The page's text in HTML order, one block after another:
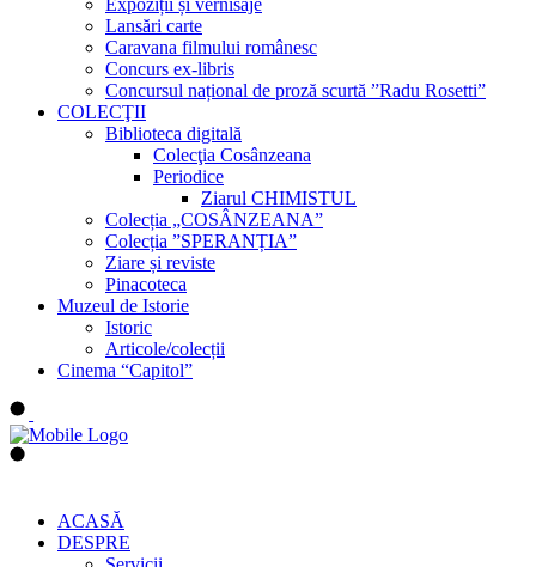
Lansări carte
Caravana filmului românesc
Concurs ex-libris
Concursul național de proză scurtă ”Radu Rosetti”
COLECŢII
Biblioteca digitală
Colecţia Cosânzeana
Periodice
Ziarul CHIMISTUL
Colecția „COSÂNZEANA”
Colecția ”SPERANȚIA”
Ziare și reviste
Pinacoteca
Muzeul de Istorie
Istoric
Articole/colecții
Cinema “Capitol”
ACASĂ
DESPRE